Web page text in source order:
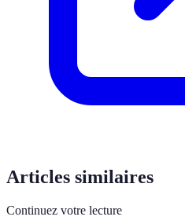
Articles similaires
Continuez votre lecture